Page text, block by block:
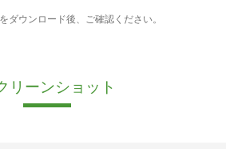
ダウンロード後、ご確認ください。
リーンショット